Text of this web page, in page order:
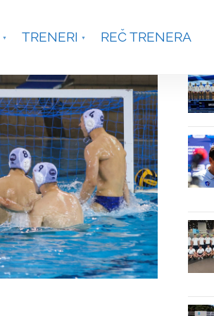
TRENERI REČ TRENERA